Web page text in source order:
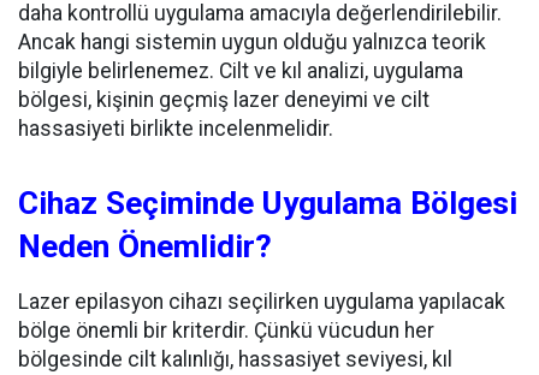
daha kontrollü uygulama amacıyla değerlendirilebilir.
Ancak hangi sistemin uygun olduğu yalnızca teorik
bilgiyle belirlenemez. Cilt ve kıl analizi, uygulama
bölgesi, kişinin geçmiş lazer deneyimi ve cilt
hassasiyeti birlikte incelenmelidir.
Cihaz Seçiminde Uygulama Bölgesi
Neden Önemlidir?
Lazer epilasyon cihazı seçilirken uygulama yapılacak
bölge önemli bir kriterdir. Çünkü vücudun her
bölgesinde cilt kalınlığı, hassasiyet seviyesi, kıl